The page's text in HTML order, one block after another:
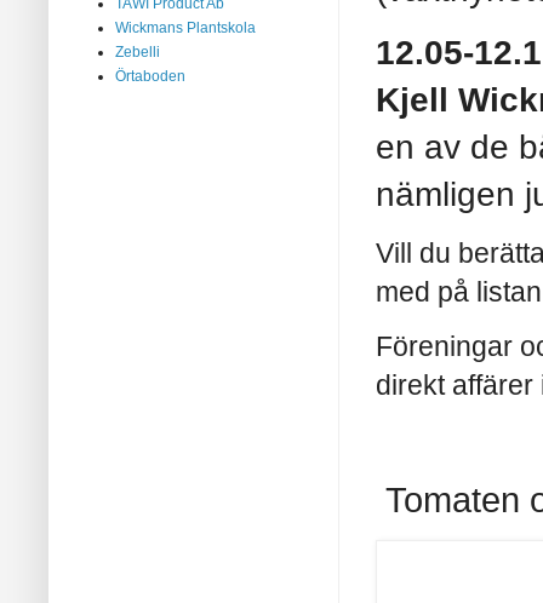
12.05-
Kjell
en av de
nämligen
Vill du
med på
Föreningar
direkt
Tomaten
TAWI Product Ab
Wickmans Plantskola
Zebelli
Örtaboden